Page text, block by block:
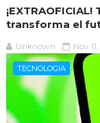
transforma el
Unknown Nov
TECNOLOGIA